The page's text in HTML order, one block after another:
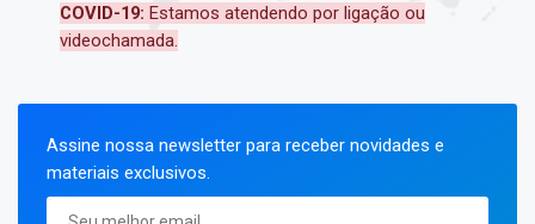
COVID-19: Estamos atendendo por ligação ou
videochamada.
Assine nossa newsletter para receber novidades e
materiais exclusivos.